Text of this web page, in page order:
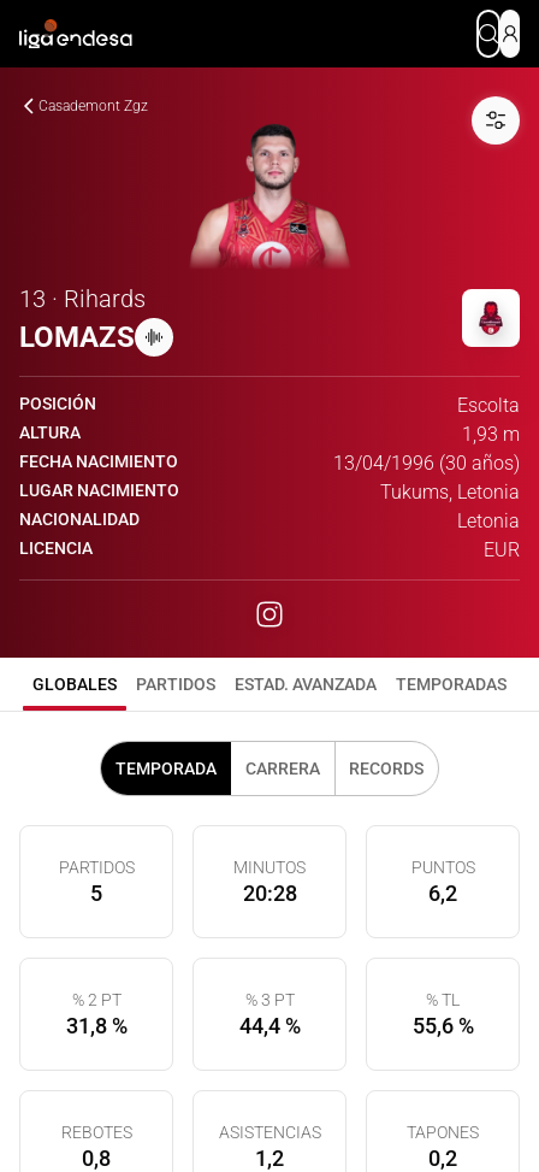
Casademont Zgz
13 · Rihards
LOMAZS
POSICIÓN Escolta
ALTURA 1,93 m
FECHA NACIMIENTO 13/04/1996 (30 años)
LUGAR NACIMIENTO Tukums, Letonia
NACIONALIDAD Letonia
LICENCIA EUR
GLOBALES PARTIDOS ESTAD. AVANZADA TEMPORADAS
TEMPORADA CARRERA RECORDS
PARTIDOS
5
MINUTOS
20:28
PUNTOS
6,2
% 2 PT
31,8 %
% 3 PT
44,4 %
% TL
55,6 %
REBOTES
0,8
ASISTENCIAS
1,2
TAPONES
0,2